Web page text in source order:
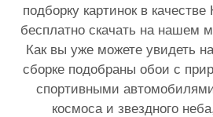
подборку картинок в
бесплатно скачать на нашем
Как вы уже можете увидеть
сборке подобраны обои с
спортивными
космоса и звездного